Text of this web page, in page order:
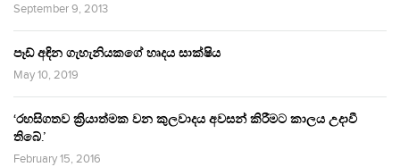
September 9, 2013
පෑඩ් අඳින ගැහැනියකගේ හෘදය සාක්ෂිය
May 10, 2019
‘රහසිගතව ක්‍රියාත්මක වන කුලවාදය අවසන් කිරීමට කාලය උදාවී
තිබේ.’
February 15, 2016